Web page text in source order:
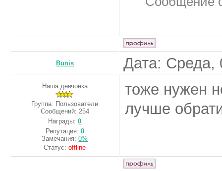
Bunis Дата:
Наша девчонка
Группа: Пользователи
Сообщений: 254
Награды:0
Репутация: 0
Замечания:0%
Статус:offline
тоже нужен
лучше